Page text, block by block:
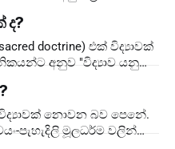
ද?
doctrine) එක් විද්‍යාවක්
අනුව "විද්‍යාව යනු
නොවන බව පෙනේ.
පැහැදිලි මූලධර්ම වලින්